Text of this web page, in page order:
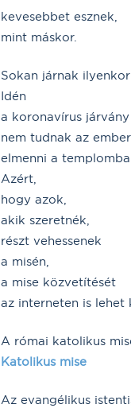
kevesebbet esznek,
mint máskor.
Sokan járnak ilyenkor
Idén
a koronavírus
nem tudnak az
elmenni a templomba.
Azért,
hogy azok,
akik szeretnék,
részt vehessenek
a misén,
a mise közvetítését
az interneten is lehet
A római katolikus
Katolikus mise
Az evangélikus